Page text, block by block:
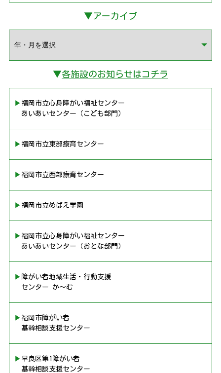
▼アーカイブ
▼各施設のお知らせはコチラ
▶︎福岡市立心身障がい福祉センター
あいあいセンター（こども部門）
▶︎福岡市立東部療育センター
▶︎福岡市立西部療育センター
▶︎福岡市立めばえ学園
▶︎福岡市立心身障がい福祉センター
あいあいセンター（おとな部門）
▶︎障がい者地域生活・行動支援
センター か〜む
▶︎福岡市障がい者
基幹相談支援センター
▶︎早良区第1障がい者
基幹相談支援センター